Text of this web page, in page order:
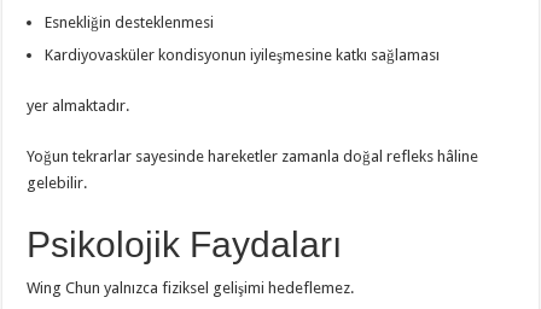
Esnekliğin desteklenmesi
Kardiyovasküler kondisyonun iyileşmesine katkı sağlaması
yer almaktadır.
Yoğun tekrarlar sayesinde hareketler zamanla doğal refleks hâline
gelebilir.
Psikolojik Faydaları
Wing Chun yalnızca fiziksel gelişimi hedeflemez.